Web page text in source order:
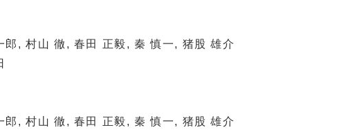
, 村山 徹, 春田 正毅, 秦 慎一, 猪股 雄介
, 村山 徹, 春田 正毅, 秦 慎一, 猪股 雄介